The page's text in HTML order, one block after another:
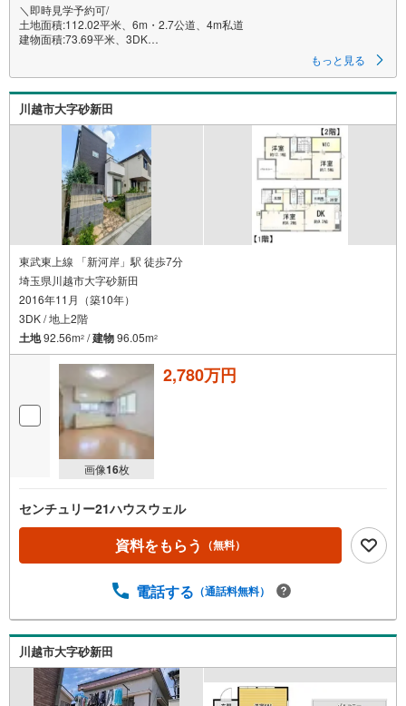
＼即時見学予約可/
土地面積:112.02平米、6m・2.7公道、4m私道
建物面積:73.69平米、3DK
○開放感と静けさに包まれながらの田園生活
○エコな生活、オール電化住宅です！
○陽当たり良好な南・西・東の三方角地
○無駄のない間取り3DK＋カースペース1台分
○まったりな空間、掘りごたつ付きの和室
○大型バルコニーで体内時計のリセット日光浴や星空観察を！
【営業時間 9:30-18:00】定休日:基本毎週火曜日
上記時間はお電話が繋がりやすくなっております。ぜひお気軽にご連絡下
現地を見学される場合は「室内・現地を見学する（無料）」ボタンより
ご希望の日時をご記入いただけますとスムーズにご案内が可能です。
もっと見る
川越市大字砂新田
東武東上線 「新河岸」駅 徒歩7分
埼玉県川越市大字砂新田
2016年11月（築10年）
3DK / 地上2階
土地92.56m2 /建物96.05m2
画像16枚
2,780万円
センチュリー21ハウスウェル
資料をもらう （無料）
電話する （通話料無料）
川越市大字砂新田